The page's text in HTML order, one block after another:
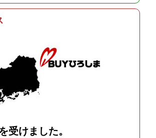
受けました。